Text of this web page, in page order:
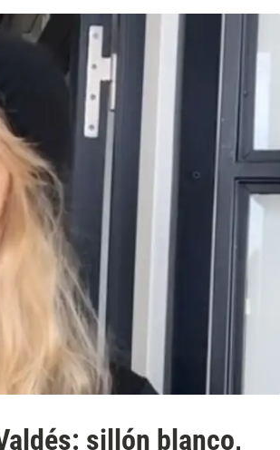
sillón blanco,